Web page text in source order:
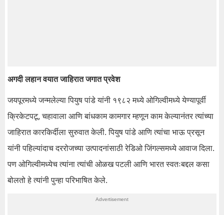
अगदी लहान वयात जाहिरात जगात प्रवेश
जयपूरमध्ये जन्मलेल्या पियुष पांडे यांनी १९८२ मध्ये ओगिल्वीमध्ये येण्यापूर्वी
क्रिकेटपटू, चहावाला आणि बांधकाम कामगार म्हणून काम केल्यानंतर त्यांच्या
जाहिरात कारकिर्दीला सुरुवात केली. पियुष पांडे आणि त्यांचा भाऊ प्रसून
यांनी पहिल्यांदाच दररोजच्या उत्पादनांसाठी रेडिओ जिंगल्समध्ये आवाज दिला.
पण ओगिल्वीमध्येच त्यांना त्यांची ओळख पटली आणि भारत स्वतःबद्दल कसा
बोलतो हे त्यांनी पुन्हा परिभाषित केले.